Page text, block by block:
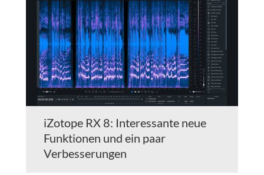
iZotope RX 8: Interessante neue
Funktionen und ein paar
Verbesserungen